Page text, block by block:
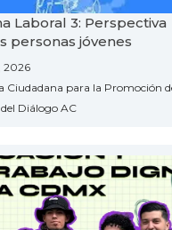
Laboral 3: Perspectiva
personas jóvenes
2026
Ciudadana para la Promoción
Diálogo AC